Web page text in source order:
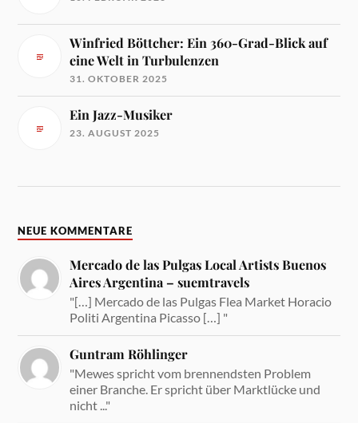
Winfried Böttcher: Ein 360-Grad-Blick auf
eine Welt in Turbulenzen
31. OKTOBER 2025
Ein Jazz-Musiker
23. AUGUST 2025
NEUE KOMMENTARE
Mercado de las Pulgas Local Artists Buenos
Aires Argentina – suemtravels
"[…] Mercado de las Pulgas Flea Market Horacio
Politi Argentina Picasso […] "
Guntram Röhlinger
"Mewes spricht vom brennendsten Problem
einer Branche. Er spricht über Marktlücke und
nicht ..."